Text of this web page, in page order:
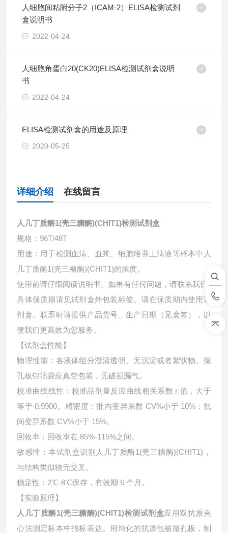
人细胞间粘附分子2（ICAM-2）ELISA检测试剂
盒说明书
2022-04-24
人细胞角蛋白20(CK20)ELISA检测试剂盒说明
书
2022-04-24
ELISA检测试剂盒的用途及原理
2020-05-25
详细介绍 在线留言
人几丁质酶1(壳三糖酶)(CHIT1)检测试剂盒
规格：96T/48T
用途：用于检测血清、血浆、细胞培养上清液等样本中 人
几丁质酶1(壳三糖酶)(CHIT1)的浓度。
使用前请仔细阅读说明书。如果有任何问题，请联系我们
具体保质期请见试剂盒外包装标签。请在保质期内使用试
剂盒。联系时请提供产品货号、生产日期（见盒签），以
便我们更高效为您服务。
【试剂盒性能】
物理性能：各液体组分澄清透明、无沉淀或者絮状物。微
孔板铝箔袋应真空包装，无破损漏气。
校准曲线线性：校准品剂量反应曲线相关系数 r 值，大于
等于 0.9900。精密度：批内变异系数 CV%小于 10%；批
间变异系数 CV%小于 15%。
回收率：回收率在 85%-115%之间。
敏感性：本试剂盒识别人几丁质酶1(壳三糖酶)(CHIT1)，
与结构类似物无交叉。
稳定性：2℃-8℃保存，有效期 6 个月。
【实验原理】
人几丁质酶1(壳三糖酶)(CHIT1)检测试剂盒应用双抗原夹
心法测定标本中指标表达。用纯化的抗原包被微孔板，制